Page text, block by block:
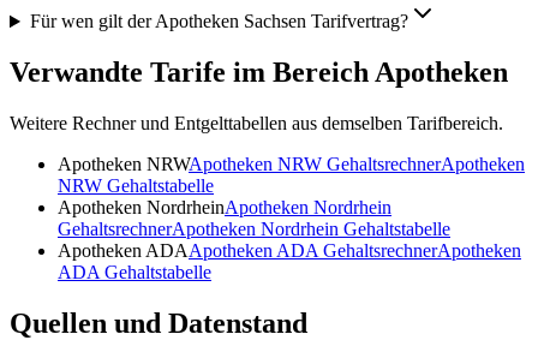
Für wen gilt der Apotheken Sachsen Tarifvertrag?
Verwandte Tarife im Bereich Apotheken
Weitere Rechner und Entgelttabellen aus demselben Tarifbereich.
Apotheken NRWApotheken NRW GehaltsrechnerApotheken
NRW Gehaltstabelle
Apotheken NordrheinApotheken Nordrhein
GehaltsrechnerApotheken Nordrhein Gehaltstabelle
Apotheken ADAApotheken ADA GehaltsrechnerApotheken
ADA Gehaltstabelle
Quellen und Datenstand